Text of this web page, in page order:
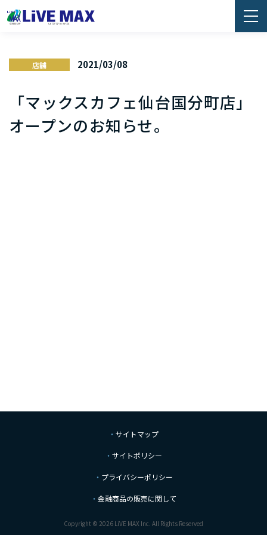
店舗 2021/03/08
「マックスカフェ仙台国分町店」
オープンのお知らせ。
サイトマップ
サイトポリシー
プライバシーポリシー
金融商品の販売に関して
Copyright © 2026 LiVE MAX Inc. All Rights Reserved